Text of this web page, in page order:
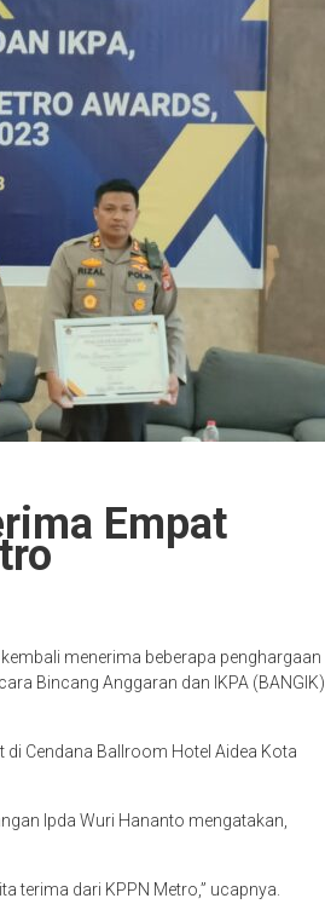
Empat
menerima beberapa penghargaan
Bincang Anggaran dan IKPA (BANGIK)
Cendana Ballroom Hotel Aidea Kota
Ipda Wuri Hananto mengatakan,
terima dari KPPN Metro,” ucapnya.